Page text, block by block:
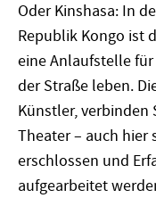
Oder Kinshasa: In
Republik Kongo ist
eine Anlaufstelle
der Straße leben.
Künstler, verbinden
Theater – auch
erschlossen und
aufgearbeitet